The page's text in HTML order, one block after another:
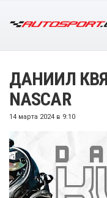
ДАНИИЛ
NASCAR
14 марта 2024 в 9:10